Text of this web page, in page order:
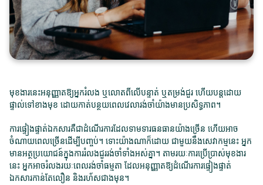
មុខងារនេះអនុញ្ញាតឱ្យអ្នករំលង ឬលោតពីលើបន្ទាត់ ឬតម្រង់ជួរ ហើយបន្តដោយ
ផ្ទាល់ទៅខាងមុខ ដោយកាត់បន្ថយពេលវេលារង់ចាំយ៉ាងមានប្រសិទ្ធភាព។
ការផ្ទៀងផ្ទាត់ឯកសារគឺជាដំណើរការដែលទាមទារធនធានយ៉ាងច្រើន ហើយអាច
ចំណាយពេលច្រើនដើម្បីបញ្ចប់។ ទោះយ៉ាងណាក៏ដោយ ជាមួយនឹងសេវាកម្មនេះ អ្នក
មានអត្ថប្រយោជន៍ក្នុងការរំលងជួររង់ចាំទាំងអស់គ្នា។ តាមរយៈការប្រើប្រាស់មុខងារ
នេះ អ្នកអាចរំលងរយៈពេលរង់ចាំធម្មតា ដែលអនុញ្ញាតឱ្យដំណើរការផ្ទៀងផ្ទាត់
ឯកសារកាន់តែលឿន និងរហ័សជាងមុន។